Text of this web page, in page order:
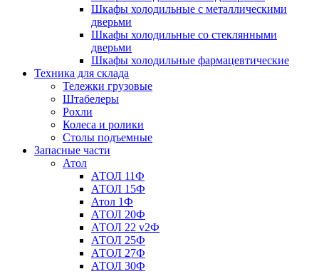
Шкафы холодильные с металлическими
дверьми
Шкафы холодильные со стеклянными
дверьми
Шкафы холодильные фармацевтические
Техника для склада
Тележки грузовые
Штабелеры
Рохли
Колеса и ролики
Столы подъемные
Запасные части
Атол
АТОЛ 11Ф
АТОЛ 15Ф
Атол 1Ф
АТОЛ 20Ф
АТОЛ 22 v2Ф
АТОЛ 25Ф
АТОЛ 27Ф
АТОЛ 30Ф